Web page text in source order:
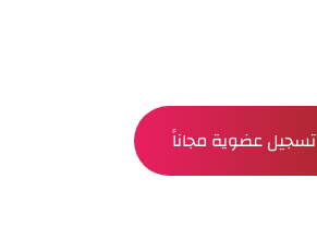
تسجيل عضوية مجاناً